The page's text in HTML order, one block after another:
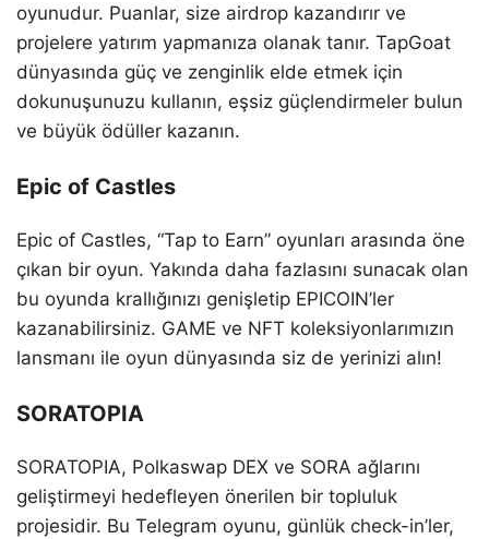
oyunudur. Puanlar, size airdrop kazandırır ve
projelere yatırım yapmanıza olanak tanır. TapGoat
dünyasında güç ve zenginlik elde etmek için
dokunuşunuzu kullanın, eşsiz güçlendirmeler bulun
ve büyük ödüller kazanın.
Epic of Castles
Epic of Castles, “Tap to Earn” oyunları arasında öne
çıkan bir oyun. Yakında daha fazlasını sunacak olan
bu oyunda krallığınızı genişletip EPICOIN’ler
kazanabilirsiniz. GAME ve NFT koleksiyonlarımızın
lansmanı ile oyun dünyasında siz de yerinizi alın!
SORATOPIA
SORATOPIA, Polkaswap DEX ve SORA ağlarını
geliştirmeyi hedefleyen önerilen bir topluluk
projesidir. Bu Telegram oyunu, günlük check-in’ler,